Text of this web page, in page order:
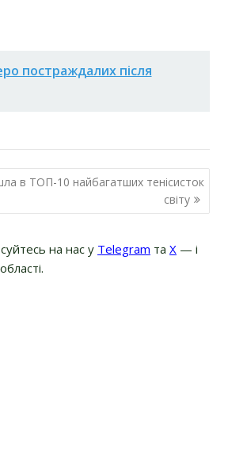
постраждалих після
в ТОП-10 найбагатших тенісисток
світу
на нас у Telegram та Х — і